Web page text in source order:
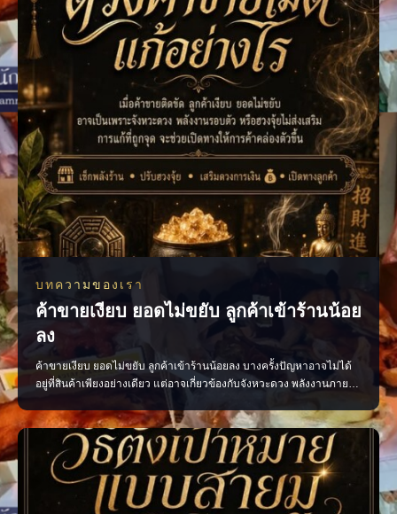
บทความของเรา
ค้าขายเงียบ ยอดไม่ขยับ ลูกค้าเข้าร้านน้อย
ลง
ค้าขายเงียบ ยอดไม่ขยับ ลูกค้าเข้าร้านน้อยลง บางครั้งปัญหาอาจไม่ได้
อยู่ที่สินค้าเพียงอย่างเดียว แต่อาจเกี่ยวข้องกับจังหวะดวง พลังงานภายใน
ปรับฮวงจุ้ย เสริมจุดรับทรัพย์ และจัดพื้นที่ให้เปิดรับลูกค้ามากขึ้น เมื่อแก้
ได้ตรงจุด การค้าขายก